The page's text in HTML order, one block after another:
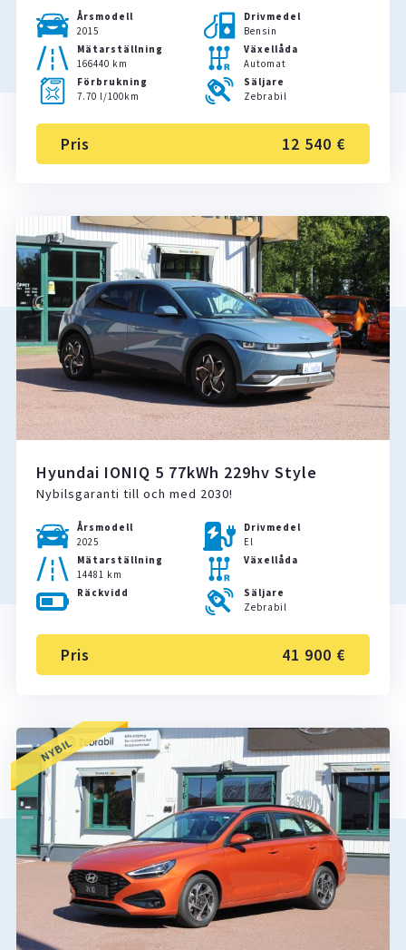
Årsmodell
2015
Drivmedel
Bensin
Mätarställning
166440 km
Växellåda
Automat
Förbrukning
7.70 l/100km
Säljare
Zebrabil
Pris 12 540 €
Hyundai IONIQ 5 77kWh 229hv Style
Nybilsgaranti till och med 2030!
Årsmodell
2025
Drivmedel
El
Mätarställning
14481 km
Växellåda
Räckvidd
Säljare
Zebrabil
Pris 41 900 €
NYBIL